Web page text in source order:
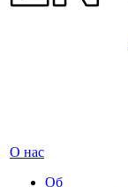
О нас
Об